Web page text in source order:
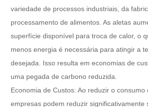
variedade de processos industriais, da
processamento de alimentos. As aletas
superfície disponível para troca de calor, o
menos energia é necessária para atingir a
desejada. Isso resulta em economias de
uma pegada de carbono reduzida.
Economia de Custos: Ao reduzir o consumo
empresas podem reduzir significativamente